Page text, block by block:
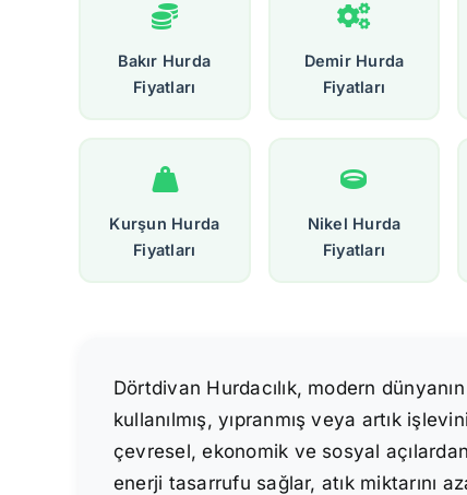
Bakır Hurda
Fiyatları
Demir Hurda
Fiyatları
Kurşun Hurda
Fiyatları
Nikel Hurda
Fiyatları
Dörtdivan Hurdacılık, modern
kullanılmış, yıpranmış veya artık
çevresel, ekonomik ve sosyal
enerji tasarrufu sağlar, atık miktarını